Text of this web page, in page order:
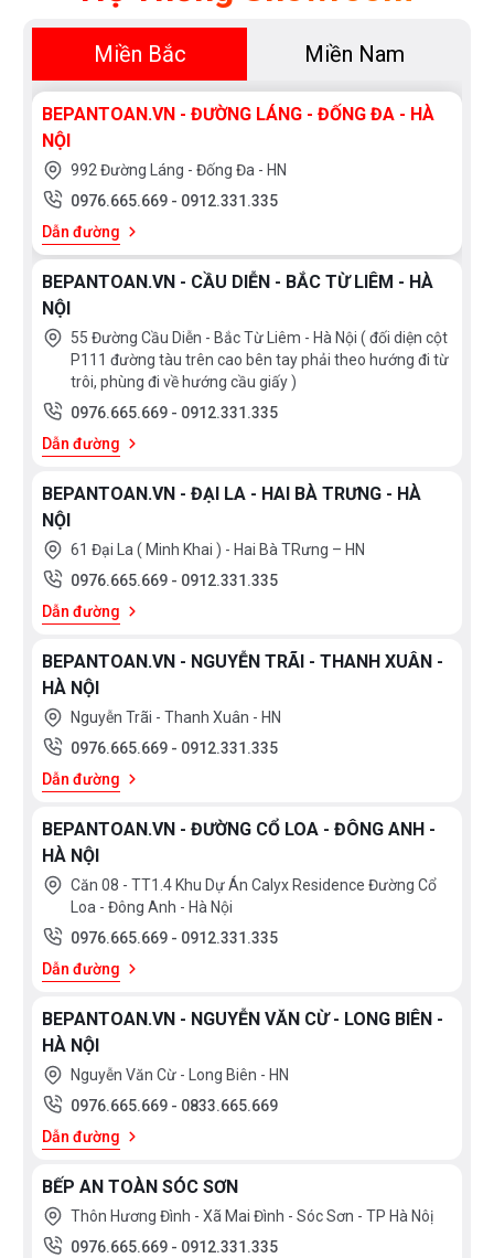
Miền Bắc Miền Nam
BEPANTOAN.VN - ĐƯỜNG LÁNG - ĐỐNG ĐA - HÀ
NỘI
992 Đường Láng - Đống Đa - HN
0976.665.669 - 0912.331.335
Dẫn đường
BEPANTOAN.VN - CẦU DIỄN - BẮC TỪ LIÊM - HÀ
NỘI
55 Đường Cầu Diễn - Bắc Từ Liêm - Hà Nội ( đối diện cột
P111 đường tàu trên cao bên tay phải theo hướng đi từ
trôi, phùng đi về hướng cầu giấy )
0976.665.669 - 0912.331.335
Dẫn đường
BEPANTOAN.VN - ĐẠI LA - HAI BÀ TRƯNG - HÀ
NỘI
61 Đại La ( Minh Khai ) - Hai Bà TRưng – HN
0976.665.669 - 0912.331.335
Dẫn đường
BEPANTOAN.VN - NGUYỄN TRÃI - THANH XUÂN -
HÀ NỘI
Nguyễn Trãi - Thanh Xuân - HN
0976.665.669 - 0912.331.335
Dẫn đường
BEPANTOAN.VN - ĐƯỜNG CỔ LOA - ĐÔNG ANH -
HÀ NỘI
Căn 08 - TT1.4 Khu Dự Án Calyx Residence Đường Cổ
Loa - Đông Anh - Hà Nội
0976.665.669 - 0912.331.335
Dẫn đường
BEPANTOAN.VN - NGUYỄN VĂN CỪ - LONG BIÊN -
HÀ NỘI
Nguyễn Văn Cừ - Long Biên - HN
0976.665.669 - 0833.665.669
Dẫn đường
BẾP AN TOÀN SÓC SƠN
Thôn Hương Đình - Xã Mai Đình - Sóc Sơn - TP Hà Nôị
0976.665.669 - 0912.331.335